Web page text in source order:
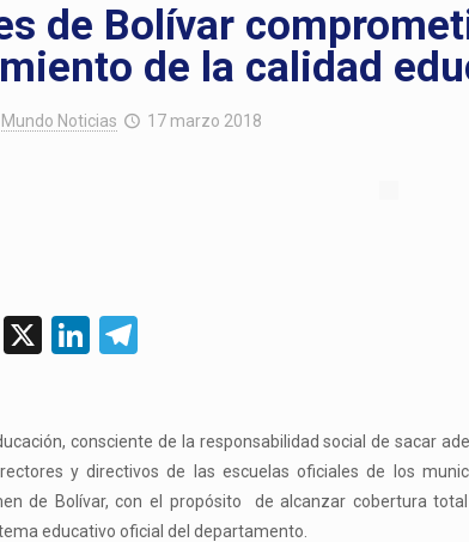
de Bolívar
de la calidad
Mundo Noticias 17 marzo 2018
Messenger
X LinkedIn
consciente de la responsabilidad social de sacar
y directivos de las escuelas oficiales de los
de Bolívar, con el propósito de alcanzar cobertura
educativo oficial del departamento.